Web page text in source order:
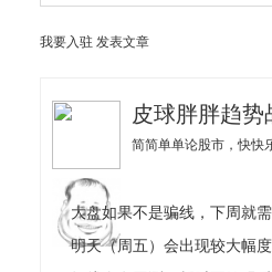
我要入驻 发表文章
皮球胖胖趋势
简简单单论股市，快快
大盘如果不是骗线，下周就
明天（周五）会出现较大幅